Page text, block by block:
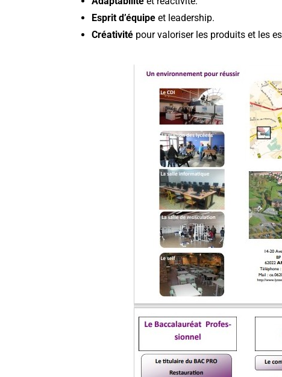
Esprit d’équipe et leadership.
Créativité pour valoriser les produits et les